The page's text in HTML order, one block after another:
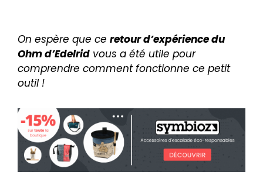
On espère que ce retour d’expérience du
Ohm d’Edelrid vous a été utile pour
comprendre comment fonctionne ce petit
outil !